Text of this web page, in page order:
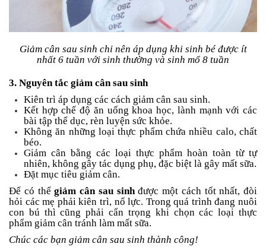
Giảm cân sau sinh chỉ nên áp dụng khi sinh bé được ít
nhất 6 tuần với sinh thường và sinh mổ 8 tuần
3. Nguyên tắc giảm cân sau sinh
Kiên trì áp dụng các cách giảm cân sau sinh.
Kết hợp chế độ ăn uống khoa học, lành mạnh với các
bài tập thể dục, rèn luyện sức khỏe.
Không ăn những loại thực phẩm chứa nhiều calo, chất
béo.
Giảm cân bằng các loại thực phẩm hoàn toàn từ tự
nhiên, không gây tác dụng phụ, đặc biệt là gây mất sữa.
Đặt mục tiêu giảm cân.
Để có thểgiảm cân sau sinhđược một cách tốt nhất, đòi
hỏi các mẹ phải kiên trì, nổ lực. Trong quá trình đang nuôi
con bú thì cũng phải cẩn trọng khi chọn các loại thực
phẩm giảm cân tránh làm mất sữa.
Chúc các bạn giảm cân sau sinh thành công!